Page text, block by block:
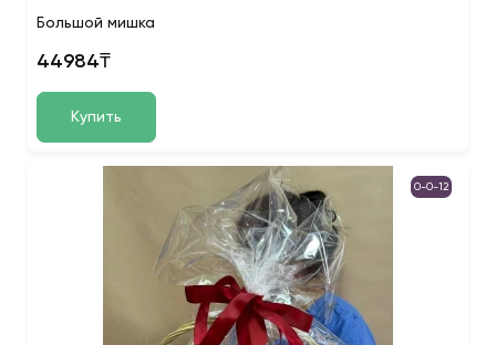
Большой мишка
44984₸
Купить
0-0-12